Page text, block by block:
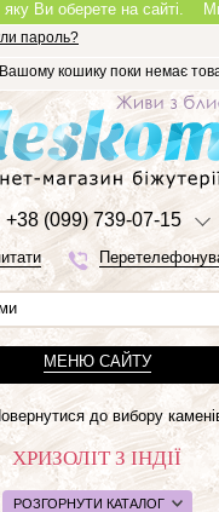
Ви оберете на сайті.Ми
пароль?
кошику поки немає
+38 (099) 739-07-15
МЕНЮ САЙТУ
до вибору
ХРИЗОЛІТ З ІНДІЇ
РОЗГОРНУТИ КАТАЛОГ